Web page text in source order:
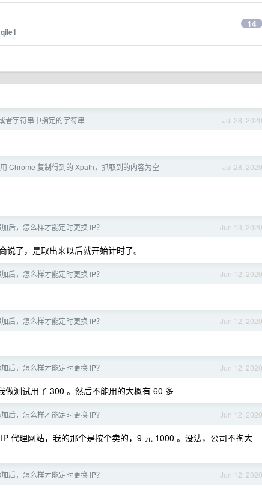
qile1
14
Jul 28, 2020
者字符串中指定的字符串
Jul 28, 2020
Chrome 复制得到的 Xpath，抓取到的内容为空
Jun 13, 2020
后，怎么样才能定时更换 IP？
了，是取出来以后就开始计时了。
Jun 12, 2020
后，怎么样才能定时更换 IP？
Jun 12, 2020
后，怎么样才能定时更换 IP？
Jun 12, 2020
后，怎么样才能定时更换 IP？
测试用了 300 。然后不能用的大概有 60 多
Jun 12, 2020
后，怎么样才能定时更换 IP？
代理网站，我的那个是按个卖的，9 元 1000 。没法，公司不掏大
Jun 12, 2020
后，怎么样才能定时更换 IP？